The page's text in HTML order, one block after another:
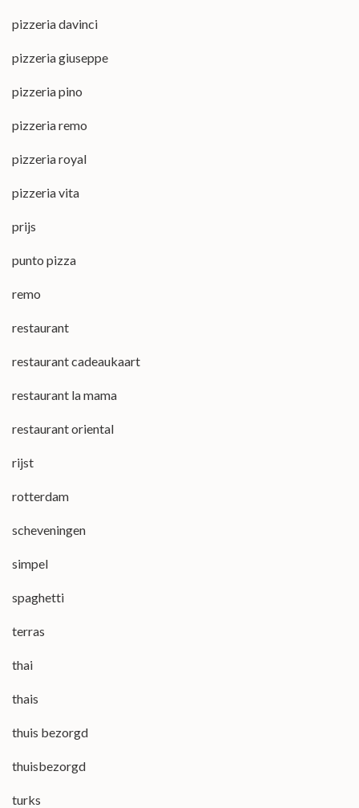
pizzeria davinci
pizzeria giuseppe
pizzeria pino
pizzeria remo
pizzeria royal
pizzeria vita
prijs
punto pizza
remo
restaurant
restaurant cadeaukaart
restaurant la mama
restaurant oriental
rijst
rotterdam
scheveningen
simpel
spaghetti
terras
thai
thais
thuis bezorgd
thuisbezorgd
turks